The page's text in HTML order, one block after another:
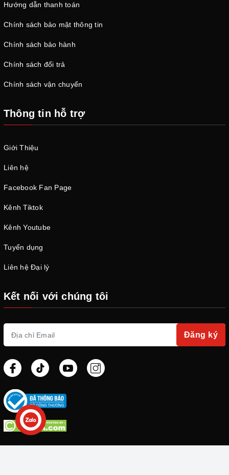
Hướng dẫn thanh toán
Chính sách bảo mật thông tin
Chính sách bảo hành
Chính sách đổi trả
Chính sách vận chuyển
Thông tin hỗ trợ
Giới Thiệu
Liên hệ
Facebook Fan Page
Kênh Tiktok
Kênh Youtube
Tuyển dụng
Liên hệ Đại lý
Kết nối với chúng tôi
Đăng ký